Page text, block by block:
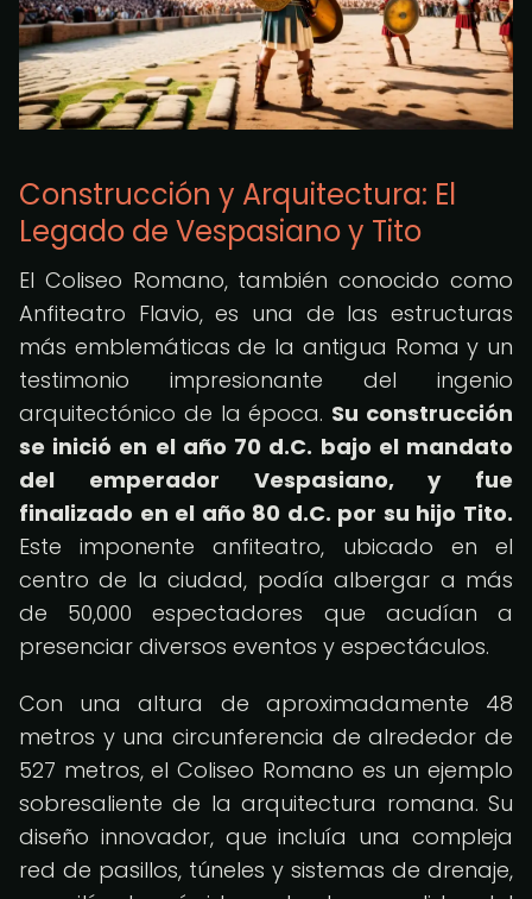
Construcción y Arquitectura: El
Legado de Vespasiano y Tito
El Coliseo Romano, también conocido como
Anfiteatro Flavio, es una de las estructuras
más emblemáticas de la antigua Roma y un
testimonio impresionante del ingenio
arquitectónico de la época. Su construcción
se inició en el año 70 d.C. bajo el mandato
del emperador Vespasiano, y fue
finalizado en el año 80 d.C. por su hijo Tito.
Este imponente anfiteatro, ubicado en el
centro de la ciudad, podía albergar a más
de 50,000 espectadores que acudían a
presenciar diversos eventos y espectáculos.
Con una altura de aproximadamente 48
metros y una circunferencia de alrededor de
527 metros, el Coliseo Romano es un ejemplo
sobresaliente de la arquitectura romana. Su
diseño innovador, que incluía una compleja
red de pasillos, túneles y sistemas de drenaje,